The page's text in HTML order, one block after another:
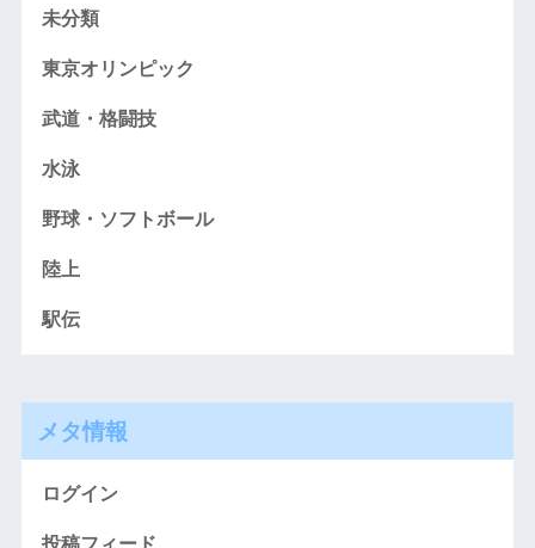
未分類
東京オリンピック
武道・格闘技
水泳
野球・ソフトボール
陸上
駅伝
メタ情報
ログイン
投稿フィード